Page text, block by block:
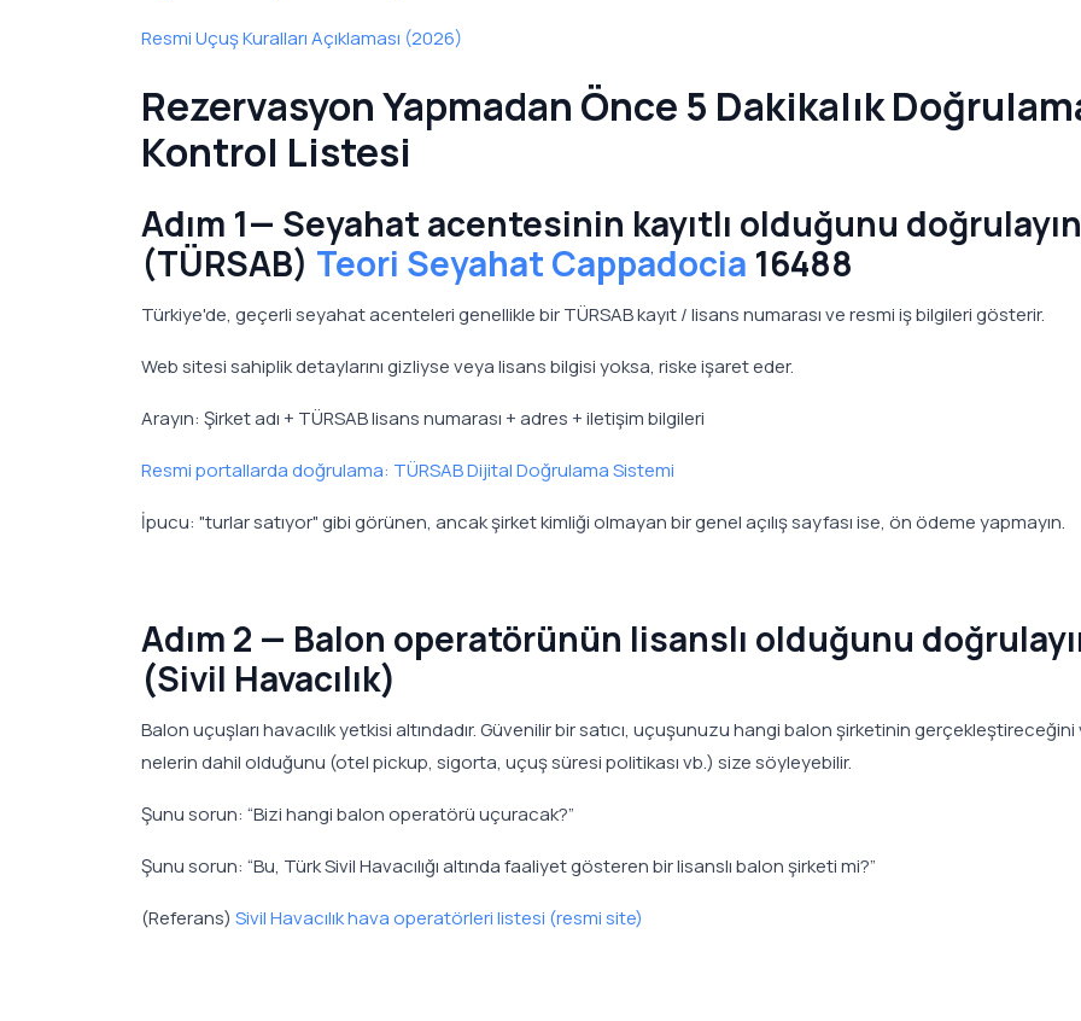
Resmi Uçuş Kuralları Açıklaması (2026)
Rezervasyon Yapmadan Önce 5 Dakikalık
Kontrol Listesi
Adım 1— Seyahat acentesinin kayıtlı olduğunu doğrulayın
(TÜRSAB) Teori Seyahat Cappadocia 16488
Türkiye'de, geçerli seyahat acenteleri genellikle bir TÜRSAB kayıt / lisans numarası ve resmi iş bilgileri gösterir.
Web sitesi sahiplik detaylarını gizliyse veya lisans bilgisi yoksa, riske işaret eder.
Arayın: Şirket adı + TÜRSAB lisans numarası + adres + iletişim bilgileri
Resmi portallarda doğrulama: TÜRSAB Dijital Doğrulama Sistemi
İpucu: "turlar satıyor" gibi görünen, ancak şirket kimliği olmayan bir genel açılış sayfası ise, ön ödeme yapmayın.
Adım 2 — Balon operatörünün lisanslı olduğunu
(Sivil Havacılık)
Balon uçuşları havacılık yetkisi altındadır. Güvenilir bir satıcı, uçuşunuzu hangi balon şirketinin gerçekleştireceğini
nelerin dahil olduğunu (otel pickup, sigorta, uçuş süresi politikası vb.) size söyleyebilir.
Şunu sorun: “Bizi hangi balon operatörü uçuracak?”
Şunu sorun: “Bu, Türk Sivil Havacılığı altında faaliyet gösteren bir lisanslı balon şirketi mi?”
(Referans) Sivil Havacılık hava operatörleri listesi (resmi site)